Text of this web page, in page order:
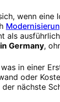
wenn
als
Germany,
in einer
oder
der nächste